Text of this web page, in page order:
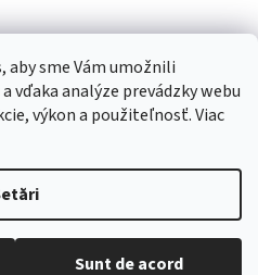
aby sme Vám umožnili
vďaka analýze prevádzky webu
výkon a použiteľnosť. Viac
Sunt de acord
- staráme sa o Vaše
Editați setările cookie-urilor